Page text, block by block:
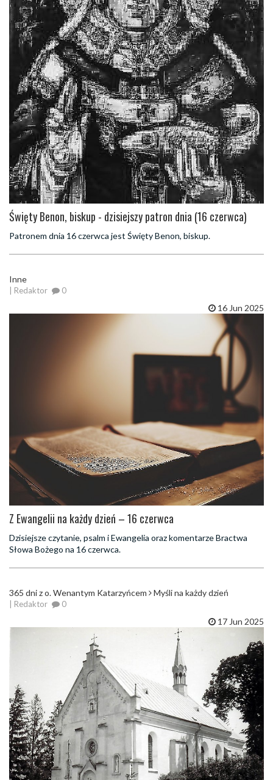
Święty Benon, biskup - dzisiejszy patron dnia (16 czerwca)
Patronem dnia 16 czerwca jest Święty Benon, biskup.
Inne
| Redaktor 0
16 Jun 2025
Z Ewangelii na każdy dzień – 16 czerwca
Dzisiejsze czytanie, psalm i Ewangelia oraz komentarze Bractwa
Słowa Bożego na 16 czerwca.
365 dni z o. Wenantym Katarzyńcem Myśli na każdy dzień
| Redaktor 0
17 Jun 2025